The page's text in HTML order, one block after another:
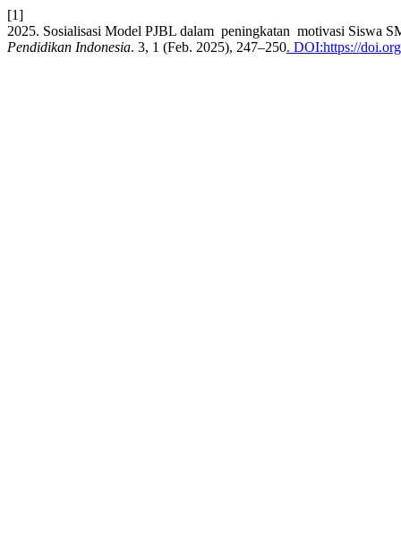
[1]
2025. Sosialisasi Model PJBL dalam peningkatan motivasi Siswa
Pendidikan Indonesia. 3, 1 (Feb. 2025), 247–250. DOI:https://